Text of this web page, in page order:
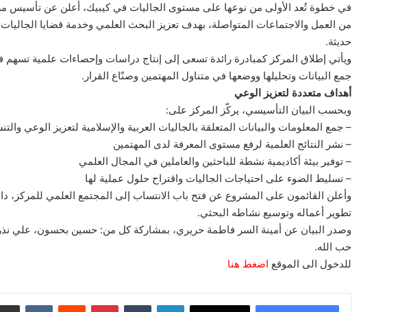
في خطوة تُعد الأولى من نوعها على مستوى الجاليات في كيبيك، أُعلن عن تأسيس
من العمل والاجتماعات المتواصلة، بهدف تعزيز البحث العلمي وخدمة قضايا الجاليات
حديثة.
ويأتي إطلاق المركز كمبادرة رائدة تسعى إلى إنتاج دراسات وإحصاءات علمية تسهم
جمع البيانات وتحليلها ووضعها في متناول المهتمين وصنّاع القرار.
أهداف متعددة لتعزيز الوعي
وبحسب البيان التأسيسي، يركّز المركز على:
– جمع المعلومات والبيانات المتعلقة بالجاليات العربية والإسلامية لتعزيز الوعي
– نشر النتائج العلمية لرفع مستوى المعرفة لدى المهتمين
– توفير بيئة أكاديمية نشطة للباحثين والعاملين في المجال العلمي
– تسليط الضوء على احتياجات الجاليات واقتراح حلول عملية لها
وأعلن القائمون على المشروع عن فتح باب الانتساب إلى المجتمع العلمي للمركز،
تطوير أعماله وتوسيع نشاطه البحثي.
وصدر البيان عن أمينة السر فاطمة حريري، بمشاركة كل من: حسين بحسون، علي
حب الله.
للدخول الى الموقع اضغط هنا
لينكدإن بينتيريست